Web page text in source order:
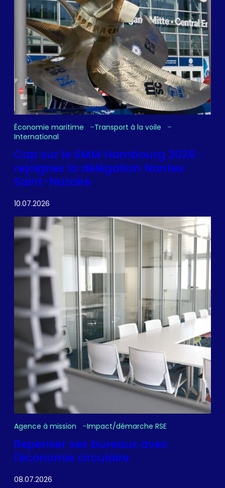
Économie maritime
Transport à la voile
International
Cap sur le SMM Hambourg 2026 :
rejoignez la délégation Nantes
Saint-Nazaire
10.07.2026
Agence à mission Impact/démarche RSE
Repenser ses bureaux avec
l'économie circulaire
08.07.2026